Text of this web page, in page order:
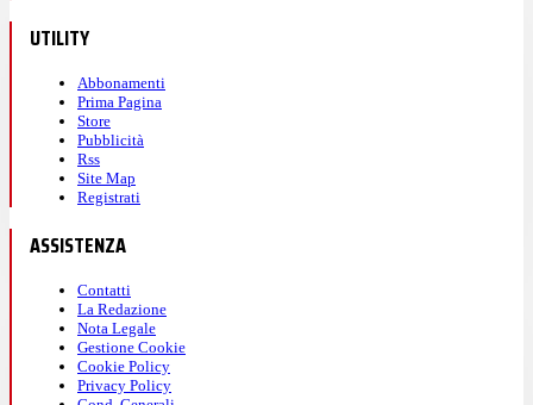
UTILITY
Abbonamenti
Prima Pagina
Store
Pubblicità
Rss
Site Map
Registrati
ASSISTENZA
Contatti
La Redazione
Nota Legale
Gestione Cookie
Cookie Policy
Privacy Policy